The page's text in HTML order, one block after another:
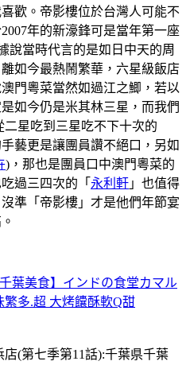
歡。帝影樓位於台灣人可能不
年的新濠鋒可是當年第一座
說當時代言的是如日中天的周
如今最熱鬧繁華，六星級飯店
門粵菜當然如過江之鯽，若以
如今仍是米其林三星，而我們
二星吃到三星吃不下十次的
藝更是讓團員讚不絕口，另如
)，那也是團員口中澳門粵菜的
過三四次的「 永利軒 」也值得
準「帝影樓」才是他們年節宴
葉美食】インドの食堂カマル
多.超 大烤饢酥軟Q甜
(第七季第11話):千葉県千葉